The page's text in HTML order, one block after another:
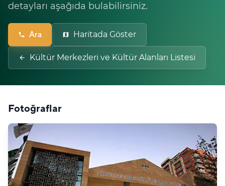
detayları aşağıda bulabilirsiniz.
phone Ara map Haritada Göster
arrow_back Kültür Merkezleri ve Kültür Alanları Listesi
Fotoğraflar